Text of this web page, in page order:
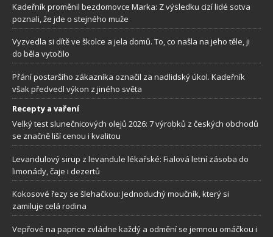
Kadeřník proměnil bezdomovce Marka: Z výsledku cizí lidé sotva
poznali, že jde o stejného muže
Vyzvedla si dítě ve školce a jela domů. To, co našla na jeho těle, ji
do běla vytočilo
Přání postaršího zákazníka označil za nadlidský úkol. Kadeřník
však předvedl výkon z jiného světa
Recepty a vaření
Velký test slunečnicových olejů 2026: 7 výrobků z českých obchodů
se značně liší cenou i kvalitou
Levandulový sirup z levandule lékařské: Fialová letní zásoba do
limonády, čaje i dezertů
Kokosové řezy se šlehačkou: Jednoduchý moučník, který si
zamiluje celá rodina
Vepřové na paprice zvládne každý a odmění se jemnou omáčkou i